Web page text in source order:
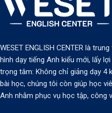
WESET ENGLISH CENTER là
hình dạy tiếng Anh kiểu mới, lấy
trọng tâm: Không chỉ giảng dạy 4
bài học, chúng tôi còn giúp học
Anh nhằm phục vụ học tập, công